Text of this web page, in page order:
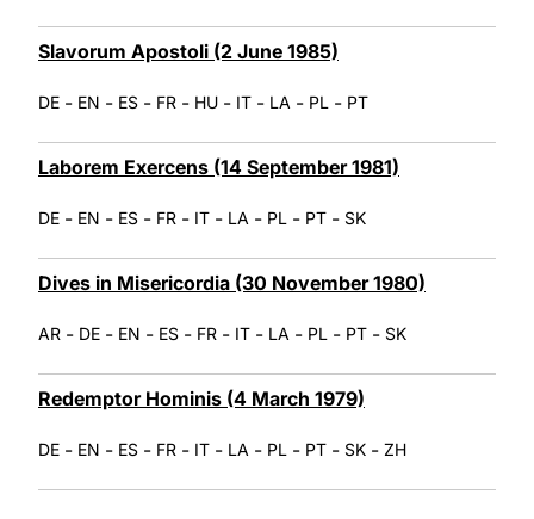
Slavorum Apostoli (2 June 1985)
DE - EN - ES - FR - HU - IT - LA - PL - PT
Laborem Exercens (14 September 1981)
DE - EN - ES - FR - IT - LA - PL - PT - SK
Dives in Misericordia (30 November 1980)
AR - DE - EN - ES - FR - IT - LA - PL - PT - SK
Redemptor Hominis (4 March 1979)
DE - EN - ES - FR - IT - LA - PL - PT - SK - ZH